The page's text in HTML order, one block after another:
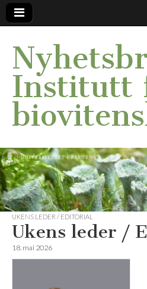
Institutt
UKENS LEDER / EDITORIAL
Ukens leder /
18. mai 2026